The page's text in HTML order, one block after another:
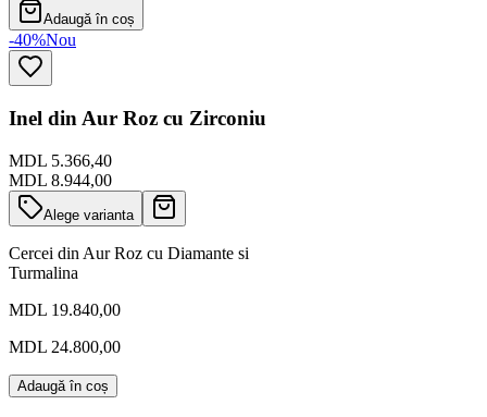
Adaugă în coș
-40%Nou
Inel din Aur Roz cu Zirconiu
MDL 5.366,40
MDL 8.944,00
Alege varianta
Cercei din Aur Roz cu Diamante si
Turmalina
MDL 19.840,00
MDL 24.800,00
Adaugă în coș